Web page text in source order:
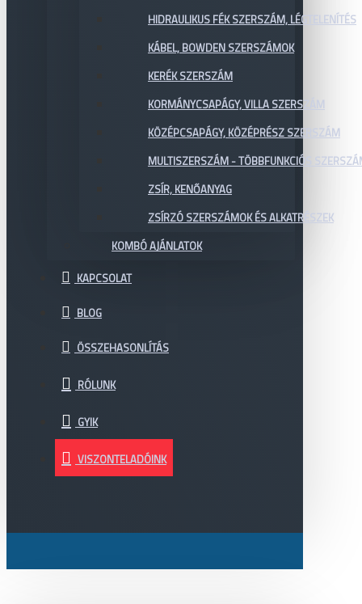
HIDRAULIKUS FÉK SZERSZÁM, LÉGTELENÍTÉS
KÁBEL, BOWDEN SZERSZÁMOK
KERÉK SZERSZÁM
KORMÁNYCSAPÁGY, VILLA SZERSZÁM
KÖZÉPCSAPÁGY, KÖZÉPRÉSZ SZERSZÁM
MULTISZERSZÁM - TÖBBFUNKCIÓS
ZSÍR, KENŐANYAG
ZSÍRZÓ SZERSZÁMOK ÉS ALKATRÉSZEK
KOMBÓ AJÁNLATOK
KAPCSOLAT
BLOG
ÖSSZEHASONLÍTÁS
RÓLUNK
GYIK
VISZONTELADÓINK